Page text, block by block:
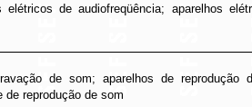
elétricos de audiofreqüência; aparelhos
de som; aparelhos de reprodução
de reprodução de som